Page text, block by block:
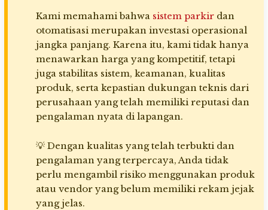
Kami memahami bahwa sistem parkir dan
otomatisasi merupakan investasi operasional
jangka panjang. Karena itu, kami tidak hanya
menawarkan harga yang kompetitif, tetapi
juga stabilitas sistem, keamanan, kualitas
produk, serta kepastian dukungan teknis dari
perusahaan yang telah memiliki reputasi dan
pengalaman nyata di lapangan.
💡 Dengan kualitas yang telah terbukti dan
pengalaman yang terpercaya, Anda tidak
perlu mengambil risiko menggunakan produk
atau vendor yang belum memiliki rekam jejak
yang jelas.